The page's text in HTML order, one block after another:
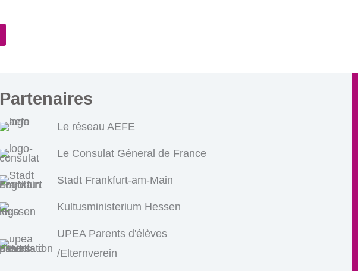
Partenaires
Le réseau AEFE
Le Consulat Géneral de France
Stadt Frankfurt-am-Main
Kultusministerium Hessen
UPEA Parents d'élèves
/Elternverein